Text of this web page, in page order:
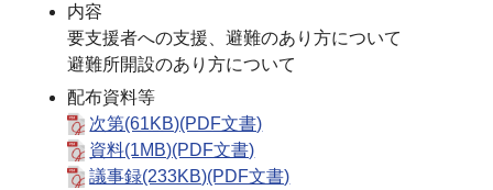
内容
要支援者への支援、避難のあり方について
避難所開設のあり方について
配布資料等
次第(61KB)(PDF文書)
資料(1MB)(PDF文書)
議事録(233KB)(PDF文書)